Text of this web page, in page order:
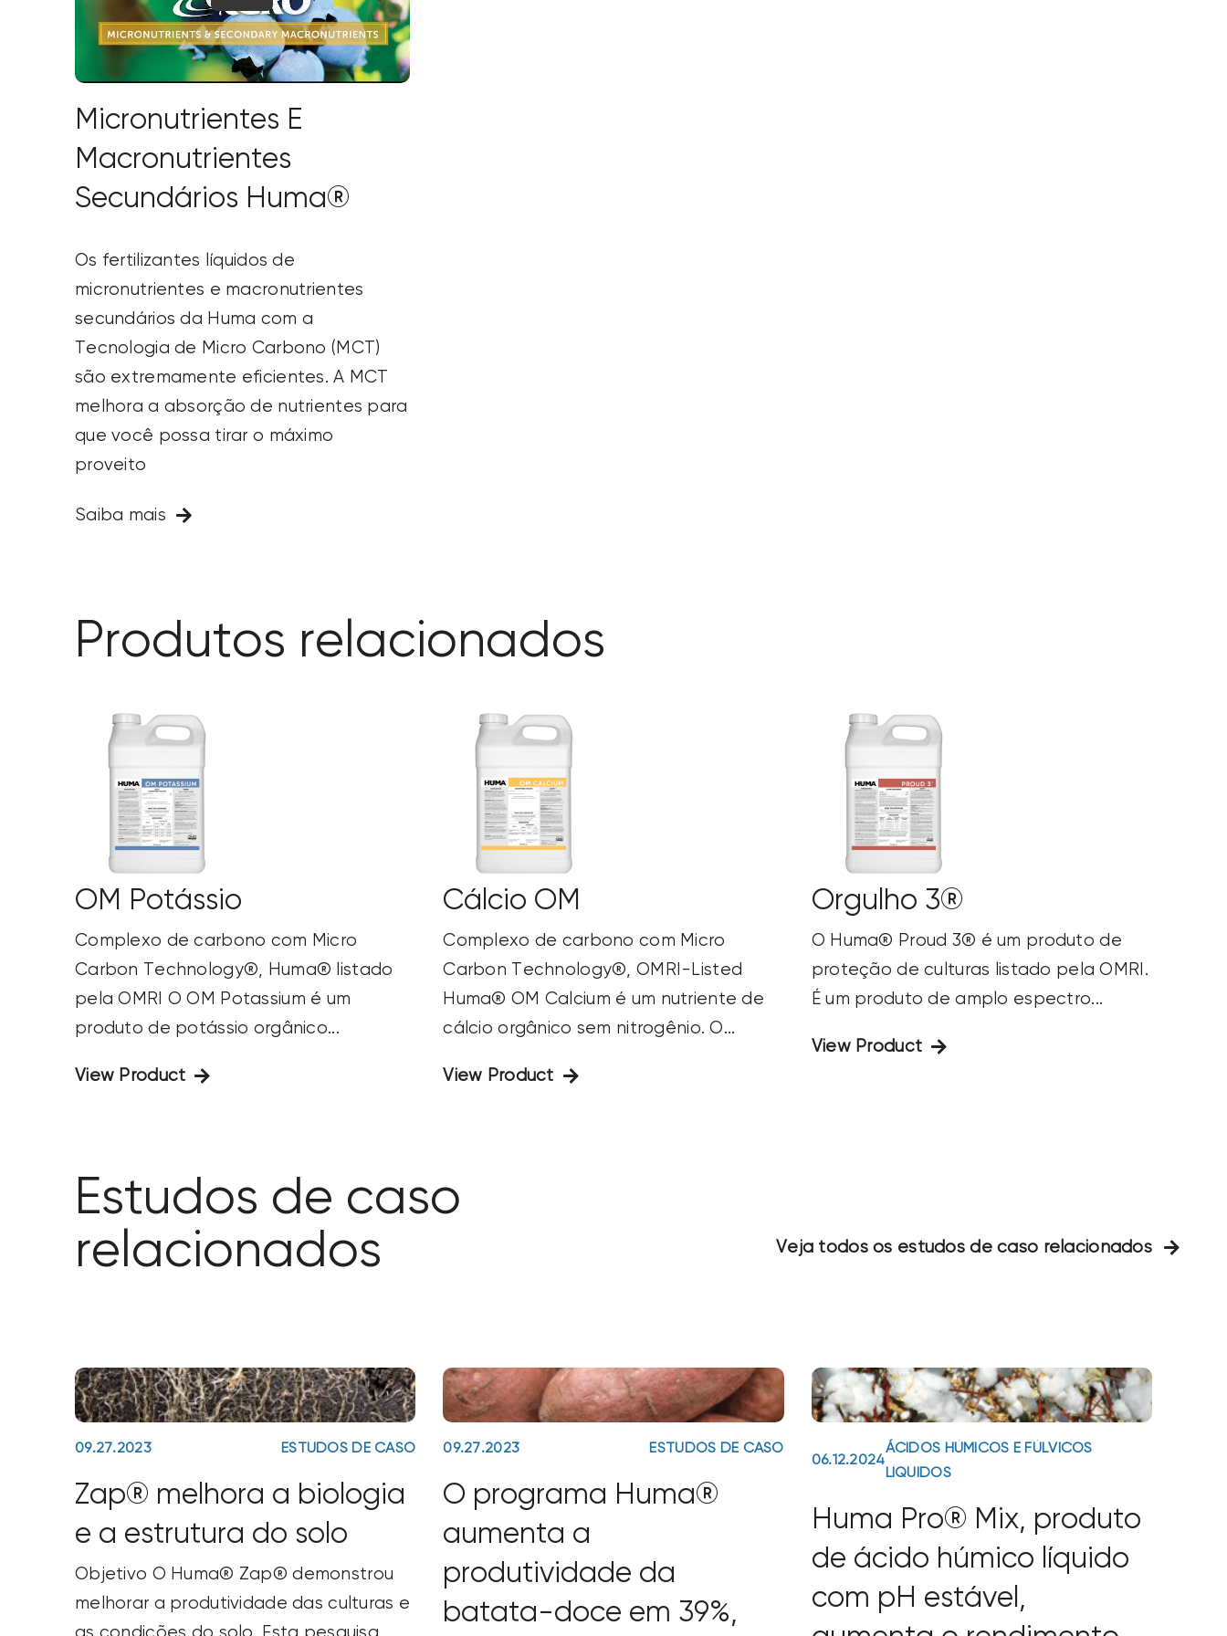
Micronutrientes E
Macronutrientes
Secundários Huma®
Os fertilizantes líquidos de
micronutrientes e macronutrientes
secundários da Huma com a
Tecnologia de Micro Carbono (MCT)
são extremamente eficientes. A MCT
melhora a absorção de nutrientes para
que você possa tirar o máximo
proveito
Saiba mais
Produtos relacionados
OM Potássio
Complexo de carbono com Micro
Carbon Technology®, Huma® listado
pela OMRI O OM Potassium é um
produto de potássio orgânico...
View Product
Cálcio OM
Complexo de carbono com Micro
Carbon Technology®, OMRI-Listed
Huma® OM Calcium é um nutriente de
cálcio orgânico sem nitrogênio. O...
View Product
Orgulho 3®
O Huma® Proud 3® é um produto de
proteção de culturas listado pela OMRI.
É um produto de amplo espectro...
View Product
Estudos de caso
relacionados
Veja todos os estudos de caso relacionados
09.27.2023 ESTUDOS DE CASO
Zap® melhora a biologia
e a estrutura do solo
Objetivo O Huma® Zap® demonstrou
melhorar a produtividade das culturas e
09.27.2023 ESTUDOS DE CASO
O programa Huma®
aumenta a
produtividade da
batata-doce em 39%,
06.12.2024
ÁCIDOS HÚMICOS E FÚLVICOS
LÍQUIDOS
Huma Pro® Mix, produto
de ácido húmico líquido
com pH estável,